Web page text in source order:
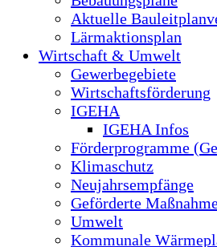
Aktuelle
Lärmaktionsplan
Wirtschaft & Umwelt
Gewerbegebiete
Wirtschaftsförderung
IGEHA
IGEHA Infos
Förderprogramme
Klimaschutz
Neujahrsempfänge
Geförderte
Umwelt
Kommunale